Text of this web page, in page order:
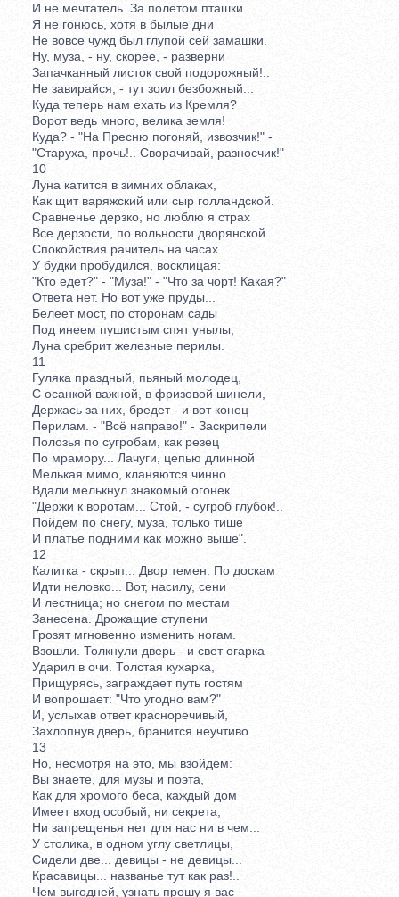
И не мечтатель. За полетом пташки
Я не гонюсь, хотя в былые дни
Не вовсе чужд был глупой сей замашки.
Ну, муза, - ну, скорее, - разверни
Запачканный листок свой подорожный!..
Не завирайся, - тут зоил безбожный...
Куда теперь нам ехать из Кремля?
Ворот ведь много, велика земля!
Куда? - "На Пресню погоняй, извозчик!" -
"Старуха, прочь!.. Сворачивай, разносчик!"
10
Луна катится в зимних облаках,
Как щит варяжский или сыр голландской.
Сравненье дерзко, но люблю я страх
Все дерзости, по вольности дворянской.
Спокойствия рачитель на часах
У будки пробудился, восклицая:
"Кто едет?" - "Муза!" - "Что за чорт! Какая?"
Ответа нет. Но вот уже пруды...
Белеет мост, по сторонам сады
Под инеем пушистым спят унылы;
Луна сребрит железные перилы.
11
Гуляка праздный, пьяный молодец,
С осанкой важной, в фризовой шинели,
Держась за них, бредет - и вот конец
Перилам. - "Всё направо!" - Заскрипели
Полозья по сугробам, как резец
По мрамору... Лачуги, цепью длинной
Мелькая мимо, кланяются чинно...
Вдали мелькнул знакомый огонек...
"Держи к воротам... Стой, - сугроб глубок!..
Пойдем по снегу, муза, только тише
И платье подними как можно выше".
12
Калитка - скрып... Двор темен. По доскам
Идти неловко... Вот, насилу, сени
И лестница; но снегом по местам
Занесена. Дрожащие ступени
Грозят мгновенно изменить ногам.
Взошли. Толкнули дверь - и свет огарка
Ударил в очи. Толстая кухарка,
Прищурясь, заграждает путь гостям
И вопрошает: "Что угодно вам?"
И, услыхав ответ красноречивый,
Захлопнув дверь, бранится неучтиво...
13
Но, несмотря на это, мы взойдем:
Вы знаете, для музы и поэта,
Как для хромого беса, каждый дом
Имеет вход особый; ни секрета,
Ни запрещенья нет для нас ни в чем...
У столика, в одном углу светлицы,
Сидели две... девицы - не девицы...
Красавицы... названье тут как раз!..
Чем выгодней, узнать прошу я вас